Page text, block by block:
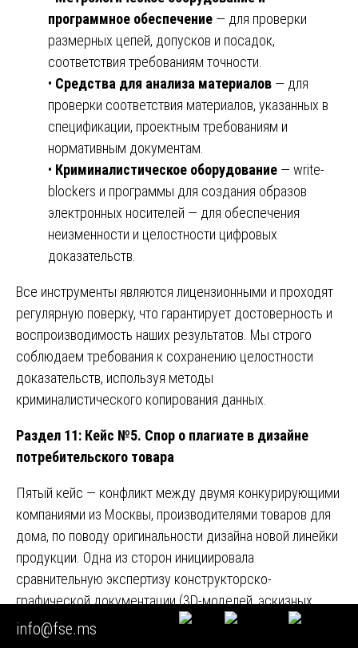
программное обеспечение — для проверки
размерных цепей, допусков и посадок,
соответствия требованиям точности.
• Средства для анализа материалов — для
проверки соответствия материалов, указанных в
спецификации, проектным требованиям и
нормативным документам.
• Криминалистическое оборудование — write-
blockers и программы для создания образов
электронных носителей — для обеспечения
неизменности и целостности цифровых
доказательств.
Все инструменты являются лицензионными и проходят
регулярную поверку, что гарантирует достоверность и
воспроизводимость наших результатов. Мы строго
соблюдаем требования к сохранению целостности
доказательств, используя методы
криминалистического копирования данных.
Раздел 11: Кейс №5. Спор о плагиате в дизайне
потребительского товара
Пятый кейс — конфликт между двумя конкурирующими
компаниями из Москвы, производителями товаров для
дома, по поводу оригинальности дизайна новой линейки
продукции. Одна из сторон инициировала
сравнительную экспертизу конструкторско-
графической документации (3D-моделей, эскизных
чертежей).
info@fse.ms